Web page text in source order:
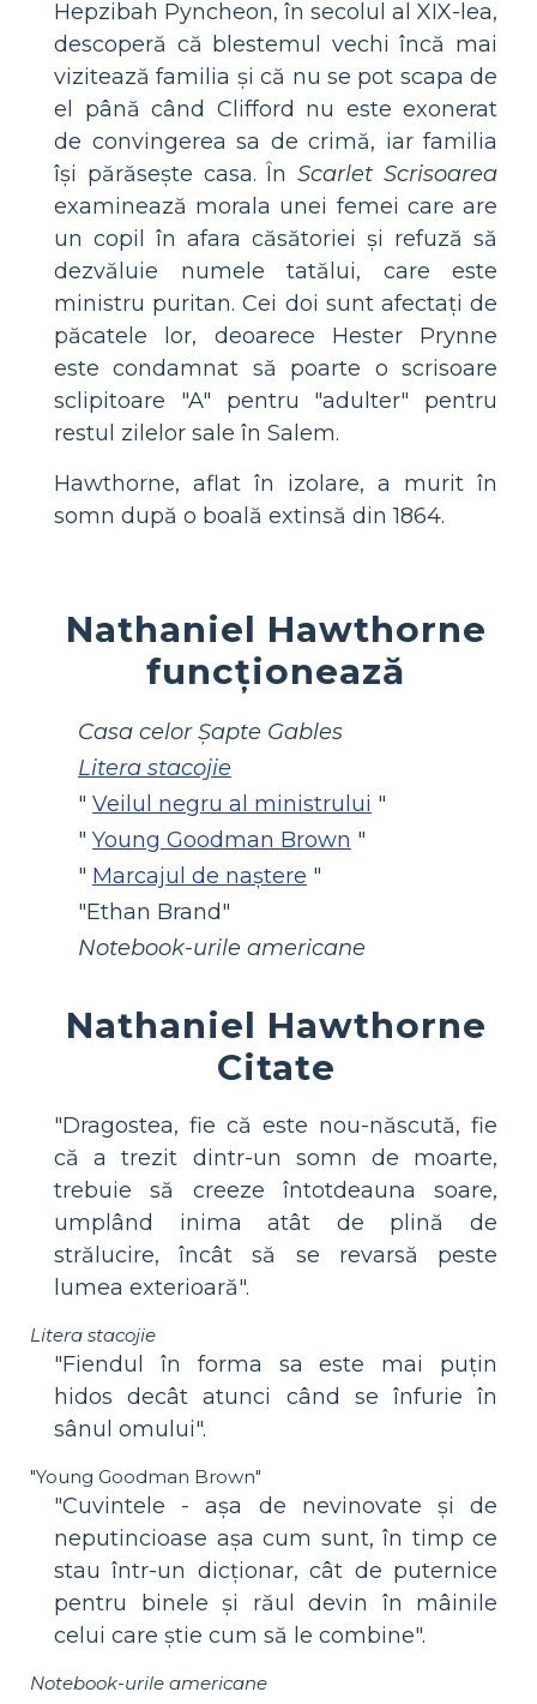
Hepzibah Pyncheon, în secolul al XIX-lea,
descoperă că blestemul vechi încă mai
vizitează familia și că nu se pot scapa de
el până când Clifford nu este exonerat
de convingerea sa de crimă, iar familia
își părăsește casa. ÎnScarlet Scrisoarea
examinează morala unei femei care are
un copil în afara căsătoriei și refuză să
dezvăluie numele tatălui, care este
ministru puritan. Cei doi sunt afectați de
păcatele lor, deoarece Hester Prynne
este condamnat să poarte o scrisoare
sclipitoare "A" pentru "adulter" pentru
restul zilelor sale în Salem.
Hawthorne, aflat în izolare, a murit în
somn după o boală extinsă din 1864.
Nathaniel Hawthorne
funcționează
Casa celor Șapte Gables
Litera stacojie
" Veilul negru al ministrului "
" Young Goodman Brown "
" Marcajul de naștere "
"Ethan Brand"
Notebook-urile americane
Nathaniel Hawthorne
Citate
"Dragostea, fie că este nou-născută, fie
că a trezit dintr-un somn de moarte,
trebuie să creeze întotdeauna soare,
umplând inima atât de plină de
strălucire, încât să se revarsă peste
lumea exterioară".
Litera stacojie
"Fiendul în forma sa este mai puțin
hidos decât atunci când se înfurie în
sânul omului".
"Young Goodman Brown"
"Cuvintele - așa de nevinovate și de
neputincioase așa cum sunt, în timp ce
stau într-un dicționar, cât de puternice
pentru binele și răul devin în mâinile
celui care știe cum să le combine".
Notebook-urile americane